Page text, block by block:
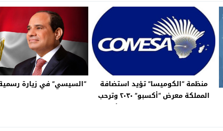
منظمة “الكوميسا” تؤيد استضافة
المملكة معرض “أكسبو” ٢٠٣٠ وترحب
بانعقاد القمتين السعودية – الأفريقية
“السيسي” في زيارة